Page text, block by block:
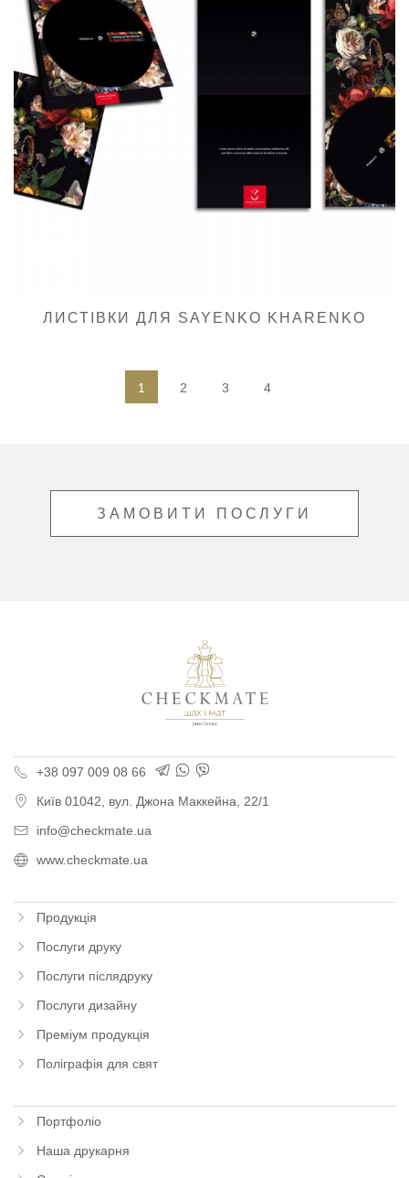
ЛИСТІВКИ ДЛЯ SAYENKO KHARENKO
1 2 3 4
ЗАМОВИТИ ПОСЛУГИ
+38 097 009 08 66
Київ 01042, вул. Джона Маккейна, 22/1
info@checkmate.ua
www.checkmate.ua
Продукція
Послуги друку
Послуги післядруку
Послуги дизайну
Преміум продукція
Поліграфія для свят
Портфоліо
Наша друкарня